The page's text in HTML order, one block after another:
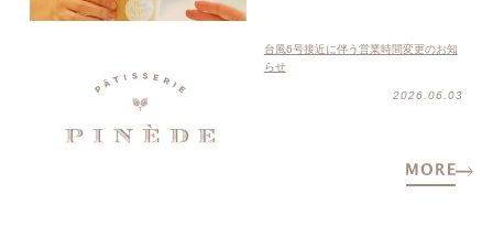
台風6号接近に伴う営業時間変更のお知
らせ
2026.06.03